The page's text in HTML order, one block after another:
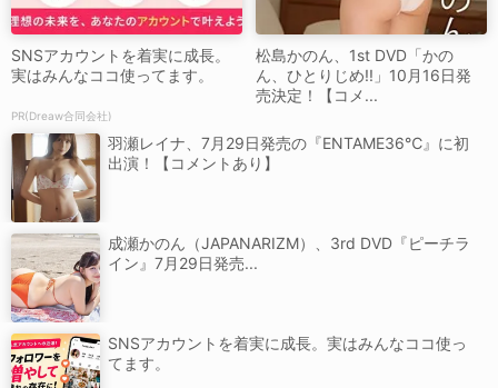
SNSアカウントを着実に成長。
実はみんなココ使ってます。
PR(Dreaw合同会社)
松島かのん、1st DVD「かの
ん、ひとりじめ!!」10月16日発
売決定！【コメ...
羽瀬レイナ、7月29日発売の『ENTAME36℃』に初
出演！【コメントあり】
成瀬かのん（JAPANARIZM）、3rd DVD『ピーチラ
イン』7月29日発売...
SNSアカウントを着実に成長。実はみんなココ使っ
てます。